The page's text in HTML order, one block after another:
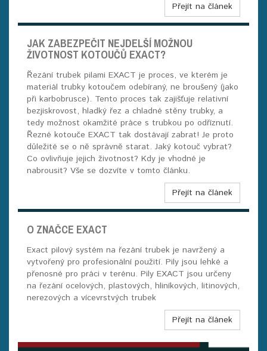
Přejít na článek
JAK ZABEZPEČIT NEJDELŠÍ MOŽNOU
ŽIVOTNOST KOTOUČŮ EXACT?
Řezání trubek pilami EXACT je proces, ve kterém je
materiál trubky kotoučem odebíraný, ne broušený (jako
při karbobrusce). Tento proces tak zajišťuje relativní
bezjiskrovost, hladký řez a chladné stěny trubky, a
tedy možnost okamžité práce s trubkou po odříznutí.
Řezné kotouče EXACT tak dostávají zabrat! Je proto
důležité se o ně správně starat. Jaký kotouč vybrat?
Co ovlivňuje jejich životnost? Kdy je vhodné je
nabrousit? Vše se dozvíte v tomto článku.
Přejít na článek
O ZNAČCE EXACT
Exact pilový systém na řezání trubek je navržený a
vytvořený pro profesionální použití. Pily jsou lehké a
přenosné pro práci v terénu. Pily EXACT jsou určeny
na řezání ocelových, plastových, hliníkových, litinových,
nerezových a vícevrstvých trubek
Přejít na článek